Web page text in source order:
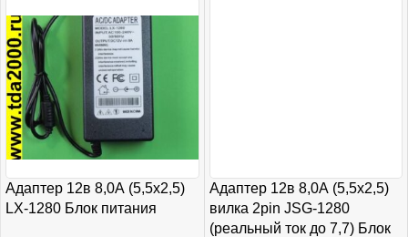
Адаптер 12в 8,0А (5,5х2,5)
LX-1280 Блок питания
Адаптер 12в 8,0А (5,5х2,5)
вилка 2pin JSG-1280
(реальный ток до 7,7) Блок